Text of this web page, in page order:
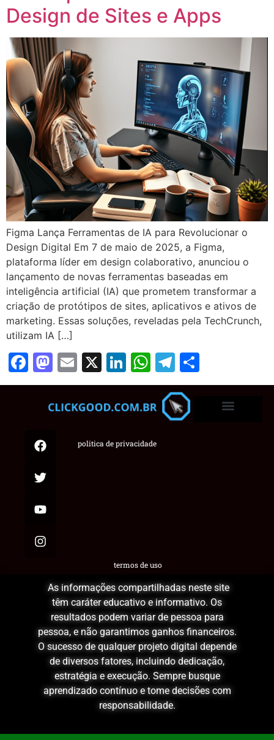
Design de Sites e Apps
Figma Lança Ferramentas de IA para Revolucionar o
Design Digital Em 7 de maio de 2025, a Figma,
plataforma líder em design colaborativo, anunciou o
lançamento de novas ferramentas baseadas em
inteligência artificial (IA) que prometem transformar a
criação de protótipos de sites, aplicativos e ativos de
marketing. Essas soluções, reveladas pela TechCrunch,
utilizam IA […]
Facebook
Mastodon
Email
X LinkedIn
WhatsApp
Telegram
termos de uso
politica de privacidade
As informações compartilhadas neste site
têm caráter educativo e informativo. Os
resultados podem variar de pessoa para
pessoa, e não garantimos ganhos financeiros.
O sucesso de qualquer projeto digital depende
de diversos fatores, incluindo dedicação,
estratégia e execução. Sempre busque
aprendizado contínuo e tome decisões com
responsabilidade.